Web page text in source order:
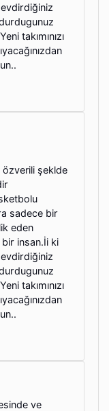
takımınızı
şeklde
sadece bir
eden
insan.İi ki
takımınızı
ve